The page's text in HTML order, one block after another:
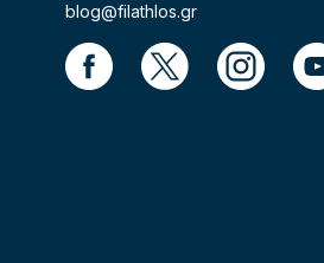
blog@filathlos.gr